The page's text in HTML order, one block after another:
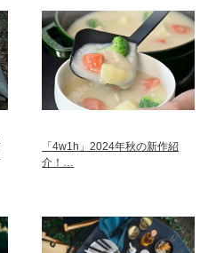
「4w1h」2024年秋の新作紹
介！…